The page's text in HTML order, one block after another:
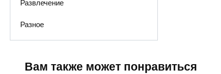
Развлечение
Разное
Вам также может понравиться